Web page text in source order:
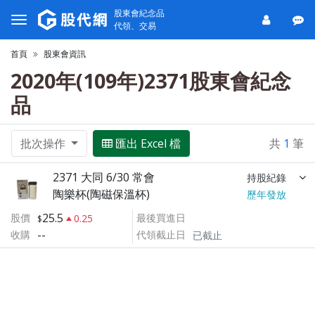
股東會紀念品
代領、交易
首頁 股東會資訊
2020年(109年)2371股東會紀念
品
批次操作 匯出 Excel 檔 共 1 筆
2371 大同 6/30 常會 持股紀錄
陶樂杯(陶磁保溫杯)
歷年發放
股價
25.5
0.25
收購 --
最後買進日
代領截止日
已截止